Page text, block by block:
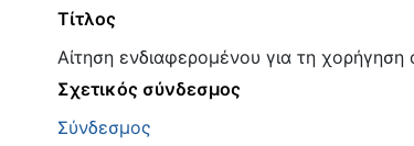
Τίτλος
Αίτηση ενδιαφερομένου για τη χορήγηση
Σχετικός σύνδεσμος
Σύνδεσμος